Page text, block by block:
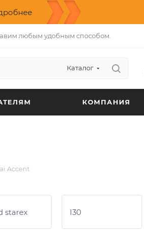
любым удобным способом.
Каталог
КОМПАНИЯ
Accent
starex I30